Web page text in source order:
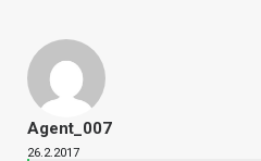
Agent_007
26.2.2017